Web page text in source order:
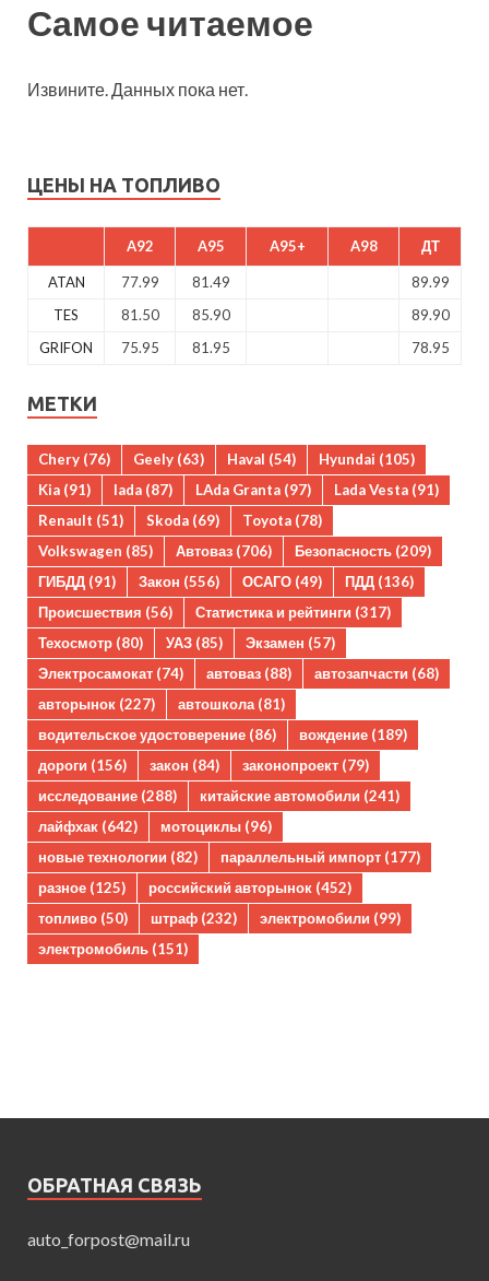
Самое читаемое
Извините. Данных пока нет.
ЦЕНЫ НА ТОПЛИВО
A92 A95 A95+ A98 ДТ
ATAN 77.99 81.49
89.99
TES
81.50 85.90
89.90
GRIFON
75.95 81.95 78.95
МЕТКИ
Chery (76) Geely (63) Haval (54) Hyundai (105)
Kia (91) lada (87) LAda Granta (97) Lada Vesta (91)
Renault (51) Skoda (69) Toyota (78)
Volkswagen (85) Автоваз (706) Безопасность (209)
ГИБДД (91) Закон (556) ОСАГО (49) ПДД (136)
Происшествия (56) Статистика и рейтинги (317)
Техосмотр (80) УАЗ (85) Экзамен (57)
Электросамокат (74) автоваз (88) автозапчасти (68)
авторынок (227) автошкола(81)
водительское удостоверение (86) вождение (189)
дороги (156) закон (84) законопроект (79)
исследование (288) китайские автомобили (241)
лайфхак (642) мотоциклы (96)
новые технологии (82) параллельный импорт (177)
разное (125) российский авторынок (452)
топливо (50) штраф (232) электромобили (99)
электромобиль (151)
ОБРАТНАЯ СВЯЗЬ
auto_forpost@mail.ru